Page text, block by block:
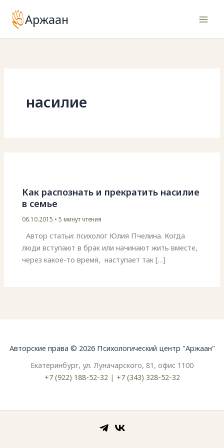
содержимому
Аржаан
насилие
Как распознать и прекратить насилие
в семье
06.10.2015 •5 минут чтения
Автор статьи: психолог Юлия Пчелина. Когда
люди вступают в брак или начинают жить вместе,
через какое-то время, наступает так […]
Авторские права © 2026 Психологический центр "Аржаан"
Екатеринбург, ул. Луначарского, 81, офис 1100
+7 (922) 188-52-32 | +7 (343) 328-52-32